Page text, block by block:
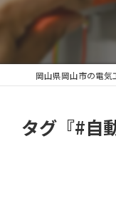
タグ『#自